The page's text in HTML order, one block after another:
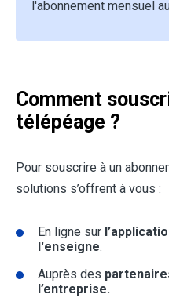
l'abonnement mensuel
Comment
télépéage ?
Pour souscrire à un
solutions s’offrent à vous :
En ligne sur
l'enseigne.
Auprès des
l’entreprise.